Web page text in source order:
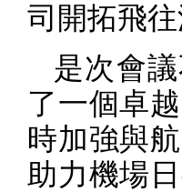
司開拓飛往
是次會
了一個卓
時加強與
助力機場